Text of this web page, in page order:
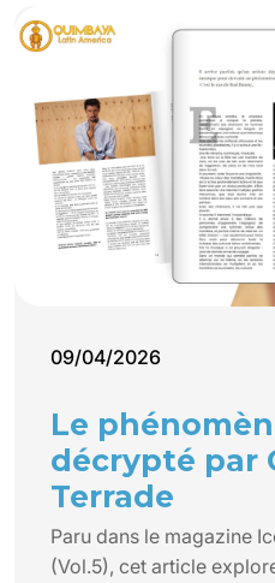
09/04/2026
Le
décrypté par
Terrade
Paru dans le magazine
(Vol.5), cet article